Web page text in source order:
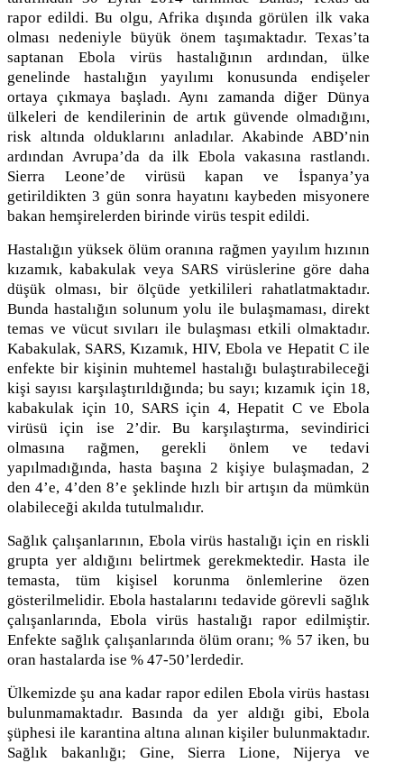
rapor edildi. Bu olgu, Afrika dışında görülen ilk vaka
olması nedeniyle büyük önem taşımaktadır. Texas’ta
saptanan Ebola virüs hastalığının ardından, ülke
genelinde hastalığın yayılımı konusunda endişeler
ortaya çıkmaya başladı. Aynı zamanda diğer Dünya
ülkeleri de kendilerinin de artık güvende olmadığını,
risk altında olduklarını anladılar. Akabinde ABD’nin
ardından Avrupa’da da ilk Ebola vakasına rastlandı.
Sierra Leone’de virüsü kapan ve İspanya’ya
getirildikten 3 gün sonra hayatını kaybeden misyonere
bakan hemşirelerden birinde virüs tespit edildi.
Hastalığın yüksek ölüm oranına rağmen yayılım hızının
kızamık, kabakulak veya SARS virüslerine göre daha
düşük olması, bir ölçüde yetkilileri rahatlatmaktadır.
Bunda hastalığın solunum yolu ile bulaşmaması, direkt
temas ve vücut sıvıları ile bulaşması etkili olmaktadır.
Kabakulak, SARS, Kızamık, HIV, Ebola ve Hepatit C ile
enfekte bir kişinin muhtemel hastalığı bulaştırabileceği
kişi sayısı karşılaştırıldığında; bu sayı; kızamık için 18,
kabakulak için 10, SARS için 4, Hepatit C ve Ebola
virüsü için ise 2’dir. Bu karşılaştırma, sevindirici
olmasına rağmen, gerekli önlem ve tedavi
yapılmadığında, hasta başına 2 kişiye bulaşmadan, 2
den 4’e, 4’den 8’e şeklinde hızlı bir artışın da mümkün
olabileceği akılda tutulmalıdır.
Sağlık çalışanlarının, Ebola virüs hastalığı için en riskli
grupta yer aldığını belirtmek gerekmektedir. Hasta ile
temasta, tüm kişisel korunma önlemlerine özen
gösterilmelidir. Ebola hastalarını tedavide görevli sağlık
çalışanlarında, Ebola virüs hastalığı rapor edilmiştir.
Enfekte sağlık çalışanlarında ölüm oranı; % 57 iken, bu
oran hastalarda ise % 47-50’lerdedir.
Ülkemizde şu ana kadar rapor edilen Ebola virüs hastası
bulunmamaktadır. Basında da yer aldığı gibi, Ebola
şüphesi ile karantina altına alınan kişiler bulunmaktadır.
Sağlık bakanlığı; Gine, Sierra Lione, Nijerya ve